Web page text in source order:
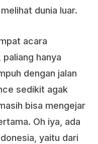
dunia luar.
acara
hanya
dengan jalan
sedikit agak
bisa mengejar
Oh iya, ada
yaitu dari